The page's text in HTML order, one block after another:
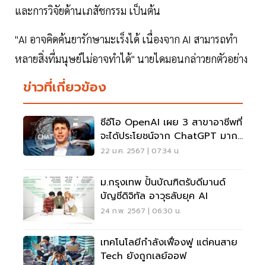
และการวิจัยด้านเภสัชกรรม เป็นต้น
"AI อาจคิดค้นยารักษามะเร็งได้ เนื่องจาก AI สามารถทำ
หลายสิ่งที่มนุษย์ไม่อาจทำได้" นายไดมอนกล่าวยกตัวอย่าง
ข่าวที่เกี่ยวข้อง
ซีอีโอ OpenAI เผย 3 สาขาอาชีพที่
จะได้ประโยชน์จาก ChatGPT มาก
ที่สุด
22 ม.ค. 2567 | 07:34 น.
ม.กรุงเทพ ปั้นบัณฑิตรับดีมานด์
บัญชีดิจิทัล อาวุธลับยุค AI
24 ก.พ. 2567 | 06:30 น.
เทคโนโลยีกำลังเฟื่องฟู แต่คนสาย
Tech ยังถูกเลย์ออฟ